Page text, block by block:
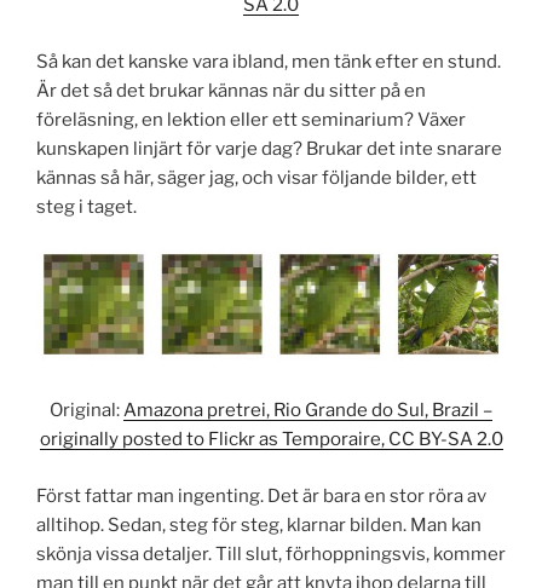
SA 2.0
Så kan det kanske vara ibland, men tänk efter en stund.
Är det så det brukar kännas när du sitter på en
föreläsning, en lektion eller ett seminarium? Växer
kunskapen linjärt för varje dag? Brukar det inte snarare
kännas så här, säger jag, och visar följande bilder, ett
steg i taget.
Original:Amazona pretrei, Rio Grande do Sul, Brazil –
originally posted to Flickr as Temporaire, CC BY-SA 2.0
Först fattar man ingenting. Det är bara en stor röra av
alltihop. Sedan, steg för steg, klarnar bilden. Man kan
skönja vissa detaljer. Till slut, förhoppningsvis, kommer
man till en punkt när det går att knyta ihop delarna till